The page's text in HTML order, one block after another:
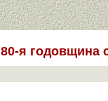
80-я годовщина